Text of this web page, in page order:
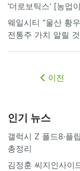
‘더로보틱스’ [농업
웨일시티 “울산 황
전통주 가치 알릴
이전
인기 뉴스
갤럭시 Z 폴드8·플
총정리
김정훈 씨지인사이